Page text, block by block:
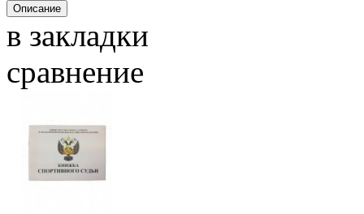
в закладки
сравнение